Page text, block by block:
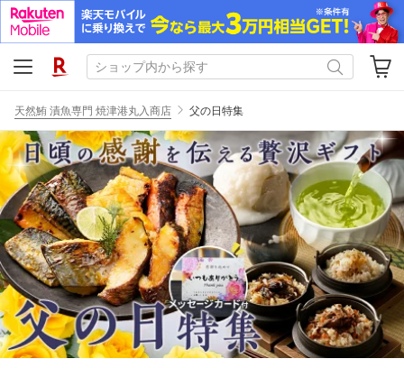
天然鮪 漬魚専門 焼津港丸入商店 父の日特集